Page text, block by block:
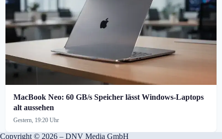
MacBook Neo: 60 GB/s Speicher lässt Windows-Laptops
alt aussehen
Gestern, 19:20 Uhr
Copyright © 2026 – DNV Media GmbH